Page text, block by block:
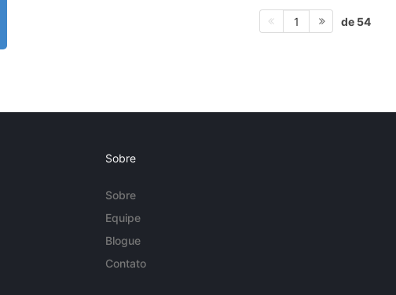
1 de 54
Sobre
Sobre
Equipe
Blogue
Contato